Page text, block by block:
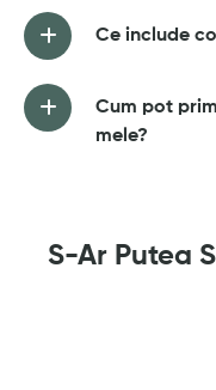
Ce include
Cum pot
mele?
S-Ar Putea